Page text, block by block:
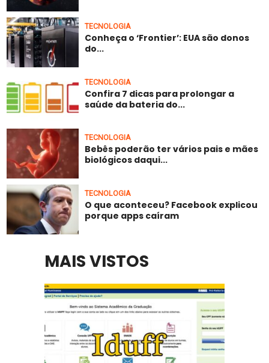
TECNOLOGIA
Conheça o ‘Frontier’: EUA são donos
do...
TECNOLOGIA
Confira 7 dicas para prolongar a
saúde da bateria do...
TECNOLOGIA
Bebês poderão ter vários pais e mães
biológicos daqui...
TECNOLOGIA
O que aconteceu? Facebook explicou
porque apps caíram
MAIS VISTOS